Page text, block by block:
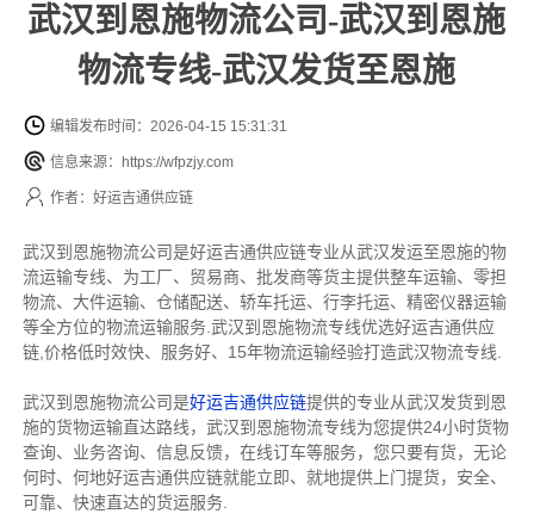
武汉到恩施物流公司-武汉到恩施
物流专线-武汉发货至恩施
编辑发布时间：2026-04-15 15:31:31
信息来源：https://wfpzjy.com
作者：好运吉通供应链
武汉到恩施物流公司是好运吉通供应链专业从武汉发运至恩施的物
流运输专线、为工厂、贸易商、批发商等货主提供整车运输、零担
物流、大件运输、仓储配送、轿车托运、行李托运、精密仪器运输
等全方位的物流运输服务.武汉到恩施物流专线优选好运吉通供应
链,价格低时效快、服务好、15年物流运输经验打造武汉物流专线.
武汉到恩施物流公司是好运吉通供应链提供的专业从武汉发货到恩
施的货物运输直达路线，武汉到恩施物流专线为您提供24小时货物
查询、业务咨询、信息反馈，在线订车等服务，您只要有货，无论
何时、何地好运吉通供应链就能立即、就地提供上门提货，安全、
可靠、快速直达的货运服务.